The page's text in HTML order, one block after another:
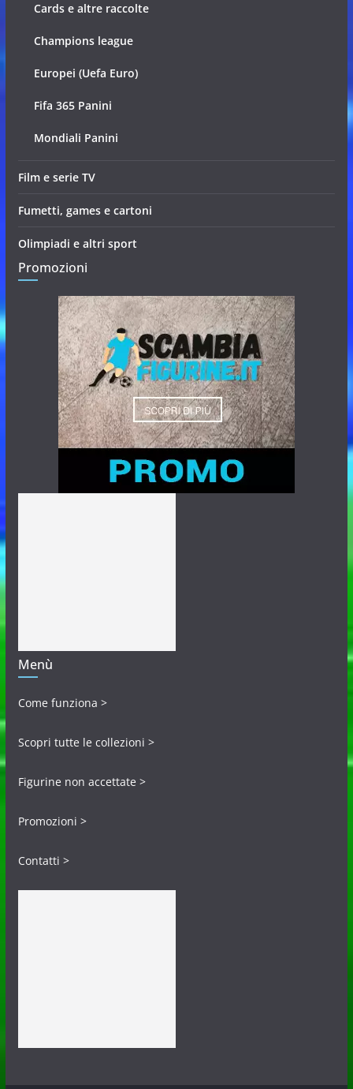
Cards e altre raccolte
Champions league
Europei (Uefa Euro)
Fifa 365 Panini
Mondiali Panini
Film e serie TV
Fumetti, games e cartoni
Olimpiadi e altri sport
Promozioni
Menù
Come funziona >
Scopri tutte le collezioni >
Figurine non accettate >
Promozioni >
Contatti >